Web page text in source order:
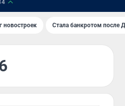
новостроек Стала банкротом после